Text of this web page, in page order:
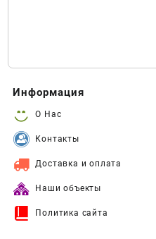
Информация
О Нас
Контакты
Доставка и оплата
Наши объекты
Политика сайта